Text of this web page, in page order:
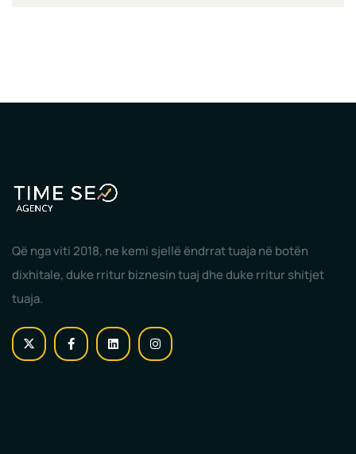
Që nga viti 2018, ne kemi sjellë ëndrrat tuaja në botën
dixhitale, duke rritur biznesin tuaj dhe duke rritur shitjet
tuaja.